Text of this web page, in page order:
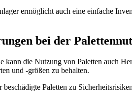
ermöglicht auch eine einfache
bei der
kann die Nutzung von Paletten auch
und -größen zu behalten.
beschädigte Paletten zu